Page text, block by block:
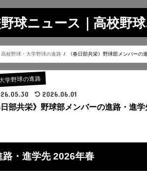
球ニュース｜高校野
高校野球・大学野球の進路 《春日部共栄》野球部メンバー
学野球の進路
2026.06.01
日部共栄》野球部メンバーの進路・進
路・進学先 2026年春